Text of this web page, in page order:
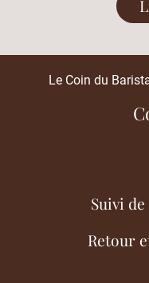
Le Coin du
Suivi
Retour